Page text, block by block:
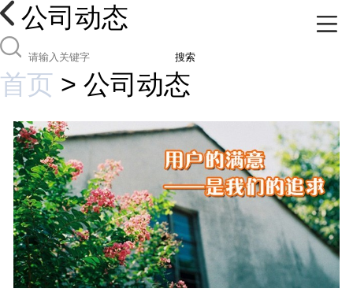
公司动态
搜索
首页 > 公司动态